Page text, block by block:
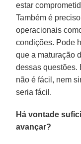
estar
Também é
operacionais
condições. Pode
que a maturação
dessas questões.
não é fácil, nem
seria fácil.
Há vontade
avançar?